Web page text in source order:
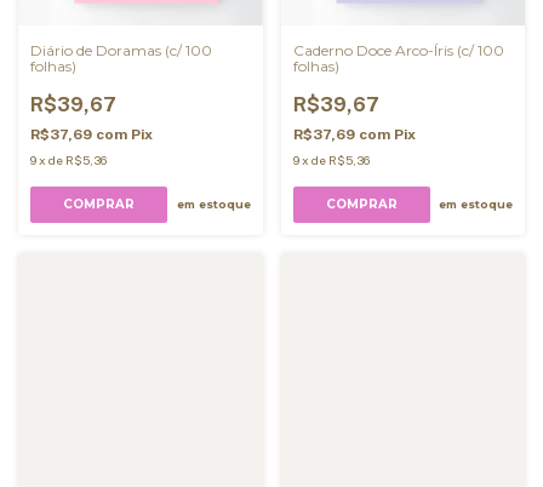
Diário de Doramas (c/ 100
folhas)
R$39,67
R$37,69 com Pix
9x de R$5,36
COMPRAR em estoque
Caderno Doce Arco-Íris (c/ 100
folhas)
R$39,67
R$37,69 com Pix
9 x de R$5,36
COMPRAR em estoque